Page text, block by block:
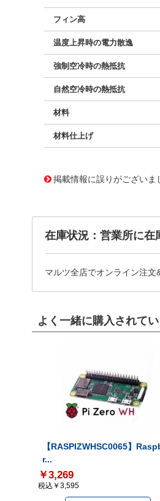
フィン高
温度上昇時の電力散逸
強制空冷時の熱抵抗
自然空冷時の熱抵抗
材料
材料仕上げ
掲載情報に誤りがございま
在庫状況：営業所に在
マルツ全店でオンライン注文
よく一緒に購入されて
【RASPIZWHSC0065】
r...
￥3,269
税込￥3,595